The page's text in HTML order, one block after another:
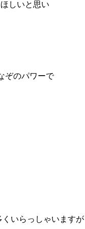
しいと思い
ぞのパワーで
いらっしゃいますが